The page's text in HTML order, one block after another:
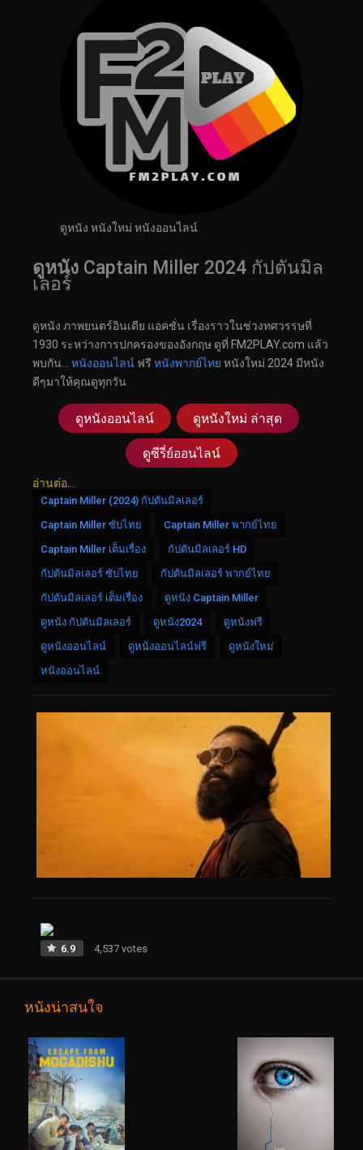
ดูหนัง หนังใหม่ หนังออนไลน์
ดูหนัง Captain Miller 2024 กัปตันมิล
เลอร์
ดูหนัง ภาพยนตร์อินเดีย แอคชั่น เรื่องราวในช่วงทศวรรษที่
1930 ระหว่างการปกครองของอังกฤษ ดูที่ FM2PLAY.com แล้ว
พบกัน… หนังออนไลน์ ฟรี หนังพากย์ไทย หนังใหม่ 2024 มีหนัง
ดีๆมาให้คุณดูทุกวัน
ดูหนังออนไลน์ ดูหนังใหม่ ล่าสุด
ดูซีรี่ย์ออนไลน์
อ่านต่อ...
Captain Miller (2024) กัปตันมิลเลอร์
Captain Miller ซับไทย
Captain Miller พากย์ไทย
Captain Miller เต็มเรื่อง
กัปตันมิลเลอร์ HD
กัปตันมิลเลอร์ ซับไทย
กัปตันมิลเลอร์ พากย์ไทย
กัปตันมิลเลอร์ เต็มเรื่อง
ดูหนัง Captain Miller
ดูหนัง กัปตันมิลเลอร์
ดูหนัง2024
ดูหนังฟรี
ดูหนังออนไลน์
ดูหนังออนไลน์ฟรี
ดูหนังใหม่
หนังออนไลน์
6.9 4,537 votes
หนังน่าสนใจ